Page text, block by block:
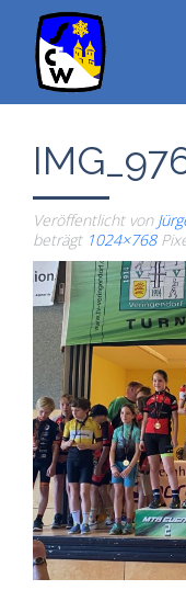
Veröffentlicht von
beträgt 1024×768